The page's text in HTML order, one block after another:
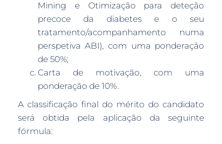
Mining e Otimização para deteção
precoce da diabetes e o seu
tratamento/acompanhamento numa
perspetiva ABI), com uma ponderação
de 50%;
Carta de motivação, com uma
ponderação de 10%.
A classificação final do mérito do candidato
será obtida pela aplicação da seguinte
fórmula: